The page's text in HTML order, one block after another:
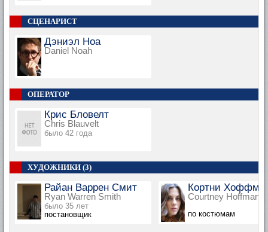
СЦЕНАРИСТ
Дэниэл Ноа
Daniel Noah
ОПЕРАТОР
Крис Бловелт
Chris Blauvelt
было 42 года
ХУДОЖНИКИ (3)
Райан Варрен Смит
Ryan Warren Smith
было 35 лет
постановщик
Кортни
Courtney Hoffman
по костюмам